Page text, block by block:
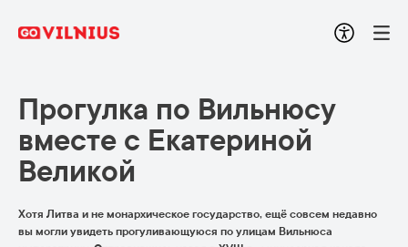
Прогулка по Вильнюсу
вместе с Екатериной
Великой
Хотя Литва и не монархическое государство, ещё совсем недавно
вы могли увидеть прогуливающуюся по улицам Вильнюса